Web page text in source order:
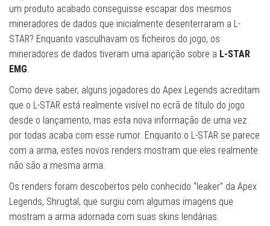
um produto acabado conseguisse escapar dos mesmos
mineradores de dados que inicialmente desenterraram a L-
STAR? Enquanto vasculhavam os ficheiros do jogo, os
mineradores de dados tiveram uma aparição sobre a L-STAR
EMG
Como deve saber, alguns jogadores do Apex Legends acreditam
que o L-STAR está realmente visível no ecrã de título do jogo
desde o lançamento, mas esta nova informação de uma vez
por todas acaba com esse rumor. Enquanto o L-STAR se parece
com a arma, estes novos renders mostram que eles realmente
não são a mesma arma.
Os renders foram descobertos pelo conhecido “leaker” da Apex
Legends, Shrugtal, que surgiu com algumas imagens que
mostram a arma adornada com suas skins lendárias.